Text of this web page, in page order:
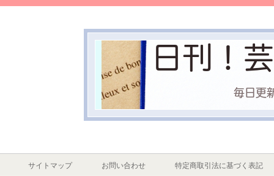
サイトマップ お問い合わせ 特定商取引法に基づく表記